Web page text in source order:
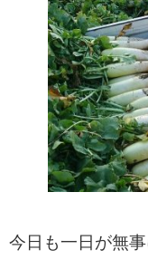
今日も一日が無事